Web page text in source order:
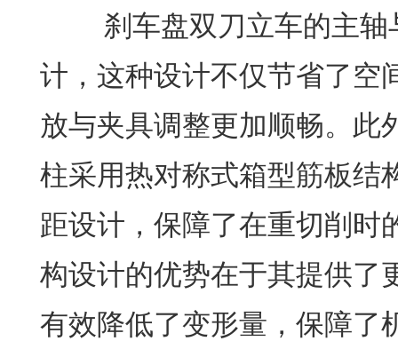
刹车盘双刀立车的主轴
计，这种设计不仅节省了空
放与夹具调整更加顺畅。此
柱采用热对称式箱型筋板结
距设计，保障了在重切削时
构设计的优势在于其提供了
有效降低了变形量，保障了